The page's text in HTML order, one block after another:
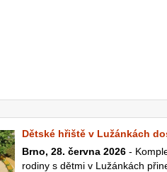
Dětské hřiště v Lužánkách
Brno, 28. června 2026 -
rodiny s dětmi v Lužánkách